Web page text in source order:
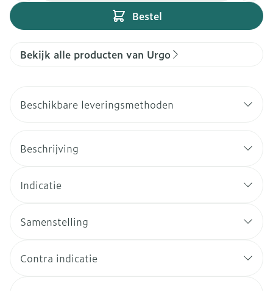
Bestel
Bekijk alle producten van Urgo
Beschikbare leveringsmethoden
Beschrijving
Indicatie
Samenstelling
Contra indicatie